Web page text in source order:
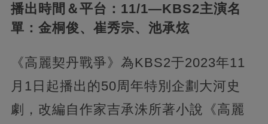
播出時間＆平台：11/1—KBS2主演名
單：金桐俊、崔秀宗、池承炫
《高麗契丹戰爭》為KBS2于2023年11
月1日起播出的50周年特別企劃大河史
劇，改編自作家吉承洙所著小說《高麗